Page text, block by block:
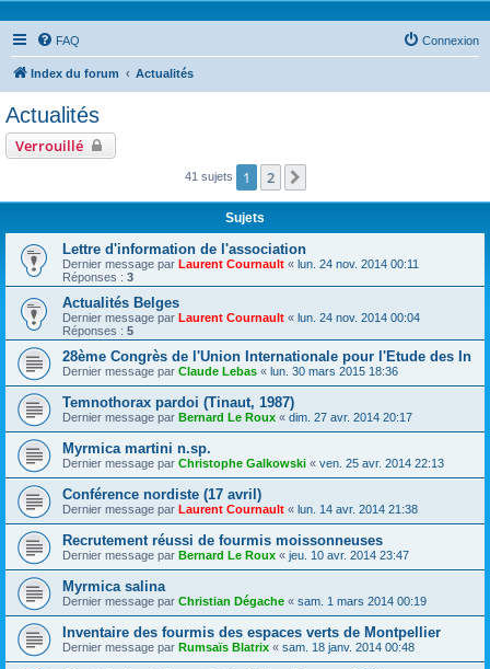
FAQ Connexion
Index du forum Actualités
Actualités
Verrouillé
41 sujets 1 2
Sujets
Lettre d'information de l'association
Dernier message par Laurent Cournault « lun. 24 nov. 2014 00:11
Réponses : 3
Actualités Belges
Dernier message par Laurent Cournault « lun. 24 nov. 2014 00:04
Réponses : 5
28ème Congrès de l'Union Internationale pour l'Etude des In
Dernier message par Claude Lebas « lun. 30 mars 2015 18:36
Temnothorax pardoi (Tinaut, 1987)
Dernier message par Bernard Le Roux « dim. 27 avr. 2014 20:17
Myrmica martini n.sp.
Dernier message par Christophe Galkowski « ven. 25 avr. 2014 22:13
Conférence nordiste (17 avril)
Dernier message par Laurent Cournault « lun. 14 avr. 2014 21:38
Recrutement réussi de fourmis moissonneuses
Dernier message par Bernard Le Roux « jeu. 10 avr. 2014 23:47
Myrmica salina
Dernier message par Christian Dégache « sam. 1 mars 2014 00:19
Inventaire des fourmis des espaces verts de Montpellier
Dernier message par Rumsaïs Blatrix « sam. 18 janv. 2014 00:48